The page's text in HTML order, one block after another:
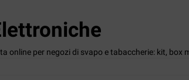
online per negozi di svapo e tabaccherie: kit, box